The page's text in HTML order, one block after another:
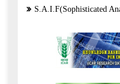
S.A.I.F(Sophisticated